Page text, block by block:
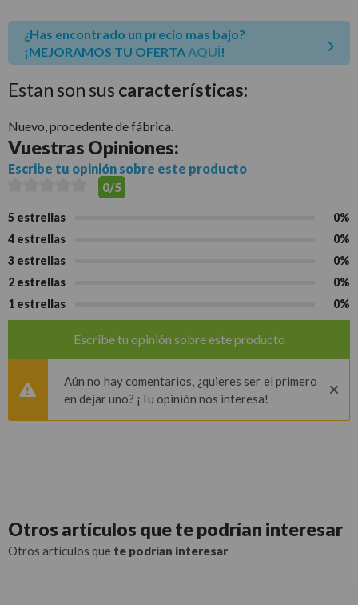
¿Has encontrado un precio mas bajo?
¡MEJORAMOS TU OFERTA AQUÍ!
Estan son sus características:
Nuevo, procedente de fábrica.
Vuestras Opiniones:
Escribe tu opinión sobre este producto
0/5
5 estrellas
0%
4 estrellas
0%
3 estrellas
0%
2 estrellas
0%
1 estrellas
0%
Escribe tu opinión sobre este producto
Aún no hay comentarios, ¿quieres ser el primero
en dejar uno? ¡Tu opinión nos interesa!
Otros artículos quete podrían interesar
Otros artículos que te podrían interesar